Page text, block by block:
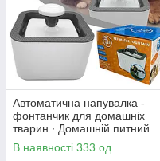
Автоматична напувалка -
фонтанчик для домашніх
тварин ∙ Домашній питний
фонтан із чашею для котів та
собак Pet Water FOUNTAIN
В наявності 333 од.